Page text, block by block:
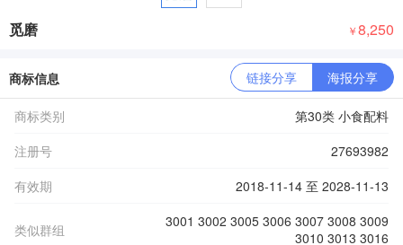
觅磨 ￥8,250
商标信息 链接分享 海报分享
商标类别
第30类 小食配料
注册号
27693982
有效期
2018-11-14 至 2028-11-13
类似群组
3001 3002 3005 3006 3007 3008 3009
3010 3013 3016